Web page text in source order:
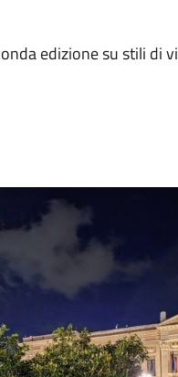
edizione su stili di